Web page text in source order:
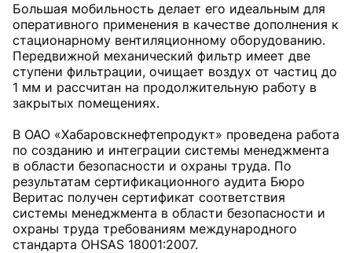
Большая мобильность делает его идеальным для
оперативного применения в качестве дополнения к
стационарному вентиляционному оборудованию.
Передвижной механический фильтр имеет две
ступени фильтрации, очищает воздух от частиц до
1 мм и рассчитан на продолжительную работу в
закрытых помещениях.
В ОАО «Хабаровскнефтепродукт» проведена работа
по созданию и интеграции системы менеджмента
в области безопасности и охраны труда. По
результатам сертификационного аудита Бюро
Веритас получен сертификат соответствия
системы менеджмента в области безопасности и
охраны труда требованиям международного
стандарта OHSAS 18001:2007.